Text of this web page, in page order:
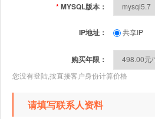
*MYSQL版本：
IP地址： 共享IP
购买年限：
您没有登陆,按直接客户身份计算价格
请填写联系人资料